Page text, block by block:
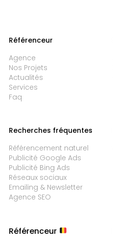
Référenceur
Agence
Nos Projets
Actualités
Services
Faq
Recherches fréquentes
Référencement naturel
Publicité Google Ads
Publicité Bing Ads
Réseaux sociaux
Emailing & Newsletter
Agence SEO
Référenceur